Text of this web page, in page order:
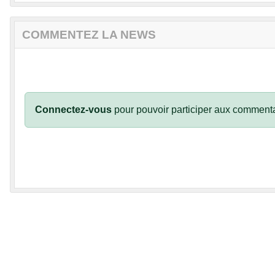
COMMENTEZ LA NEWS
Connectez-vous pour pouvoir participer aux